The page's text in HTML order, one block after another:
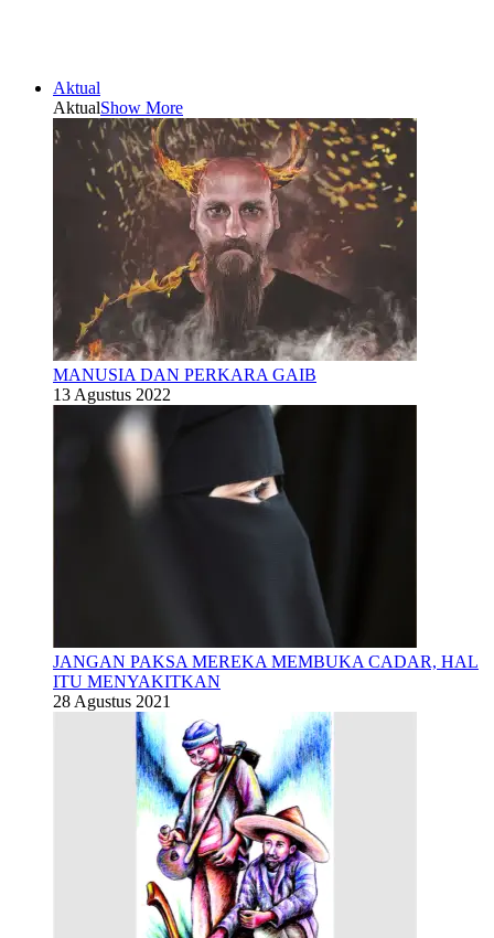
Aktual
AktualShow More
MANUSIA DAN PERKARA GAIB
13 Agustus 2022
JANGAN PAKSA MEREKA MEMBUKA CADAR, HAL
ITU MENYAKITKAN
28 Agustus 2021